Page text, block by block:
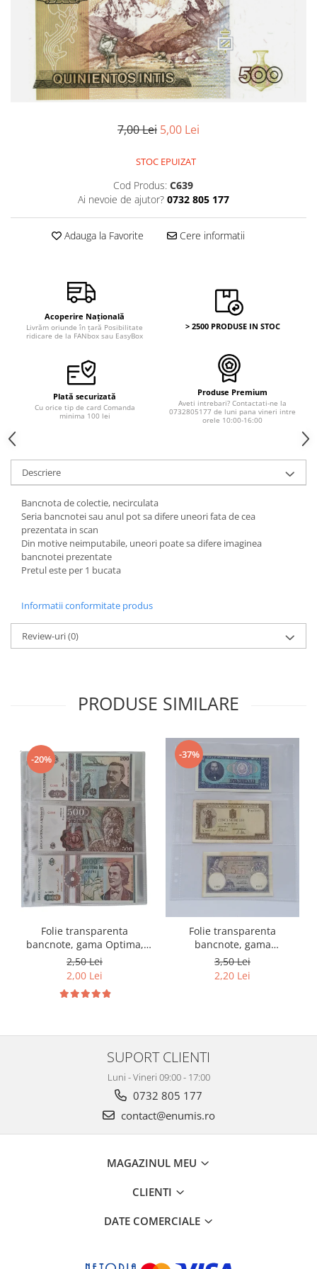
Monede Asia
Monede Australia si Oceania
Monede Euro, Eurocenti
Monede Europa
Bancnote Asia
Bancnote Australia si Oceania
Bancnote Europa
Gradate PMG
7,00 Lei 5,00 Lei
STOC EPUIZAT
Cod Produs: C639
Ai nevoie de ajutor? 0732 805 177
Adauga la Favorite Cere informatii
Acoperire Națională
Livrăm oriunde în țară Posibilitate
ridicare de la FANbox sau EasyBox
> 2500 PRODUSE IN STOC
Plată securizată
Cu orice tip de card Comanda
minima 100 lei
Produse Premium
Aveti intrebari? Contactati-ne la
0732805177 de luni pana vineri intre
orele 10:00-16:00
Descriere
Bancnota de colectie, necirculata
Seria bancnotei sau anul pot sa difere uneori fata de cea
prezentata in scan
Din motive neimputabile, uneori poate sa difere imaginea
bancnotei prezentate
Pretul este per 1 bucata
Informatii conformitate produs
Review-uri(0)
PRODUSE SIMILARE
-20%
Folie transparenta
bancnote, gama Optima,
cod SH252, 3
compartimente
2,50 Lei
2,00 Lei
-37%
Folie transparenta
bancnote, gama
Grande(A4), cod SH312, 3
compartimente
3,50 Lei
2,20 Lei
SUPORT CLIENTI
Luni - Vineri 09:00 - 17:00
0732 805 177
contact@enumis.ro
MAGAZINUL MEU
CLIENTI
DATE COMERCIALE